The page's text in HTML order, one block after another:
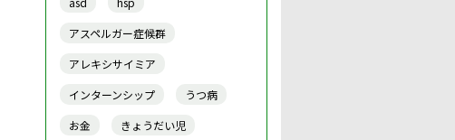
アスペルガー症候群
アレキシサイミア
インターンシップ
うつ病
お金
きょうだい児